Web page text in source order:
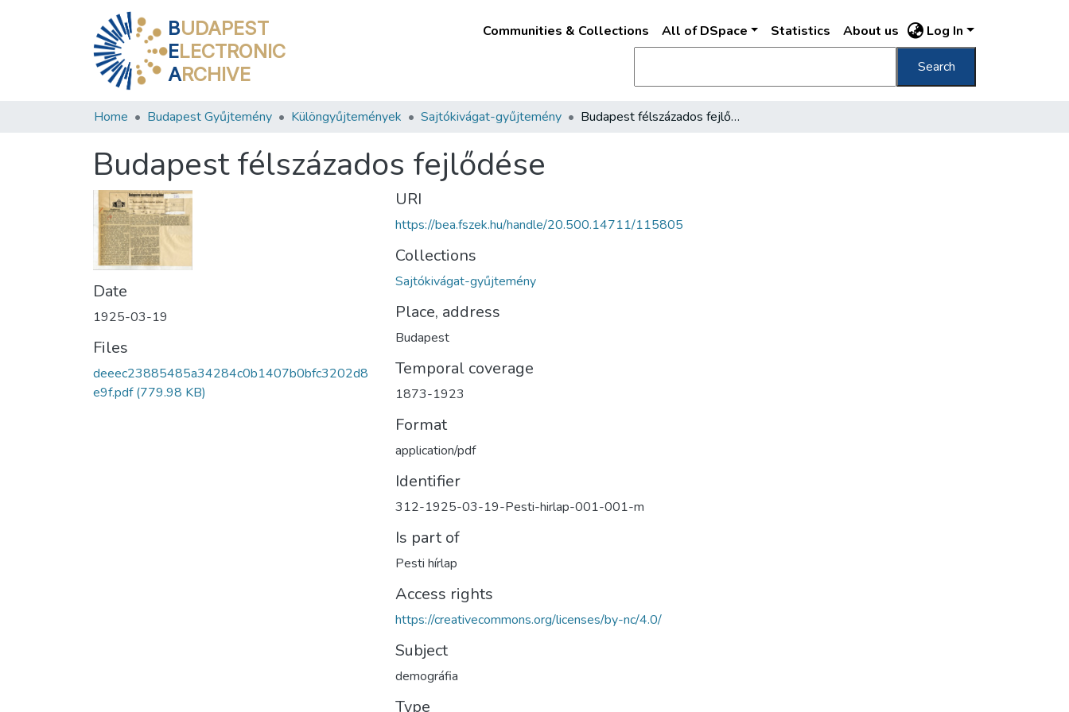
BUDAPEST
ELECTRONIC
ARCHIVE
Communities & Collections All of DSpace Statistics About us Log In
Search
Home Budapest Gyűjtemény Különgyűjtemények Sajtókivágat-gyűjtemény Budapest félszázados fejlődése
Budapest félszázados fejlődése
Date
1925-03-19
Files
deeec23885485a34284c0b1407b0bfc3202d8
e9f.pdf(779.98 KB)
URI
https://bea.fszek.hu/handle/20.500.14711/115805
Collections
Sajtókivágat-gyűjtemény
Place, address
Budapest
Temporal coverage
1873-1923
Format
application/pdf
Identifier
312-1925-03-19-Pesti-hirlap-001-001-m
Is part of
Pesti hírlap
Access rights
https://creativecommons.org/licenses/by-nc/4.0/
Subject
demográfia
Type